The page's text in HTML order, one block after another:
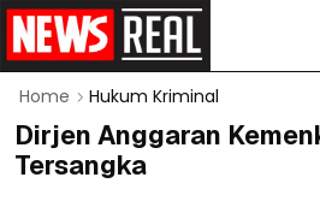
Home Hukum Kriminal
Dirjen Anggaran
Tersangka